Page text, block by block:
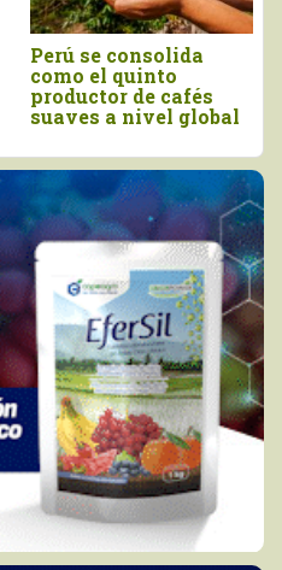
Morropón: Promueven
elaboración de abono
orgánico para mejorar
la producción agrícola